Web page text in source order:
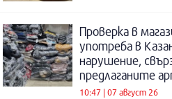
Проверка в
употреба в
нарушение,
предлаганите
10:47 | 07 август 26